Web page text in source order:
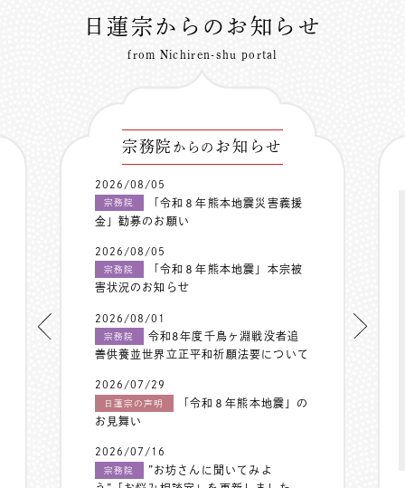
日蓮宗からのお知らせ
from Nichiren-shu portal
宗務院 からの お知らせ
2026/08/05
宗務院
「令和８年熊本地震災害義援
金」勧募のお願い
2026/08/05
宗務院
「令和８年熊本地震」本宗被
害状況のお知らせ
2026/08/01
宗務院
令和8年度千鳥ヶ淵戦没者追
善供養並世界立正平和祈願法要について
2026/07/29
日蓮宗の声明
「令和８年熊本地震」の
お見舞い
2026/07/16
宗務院
”お坊さんに聞いてみよ